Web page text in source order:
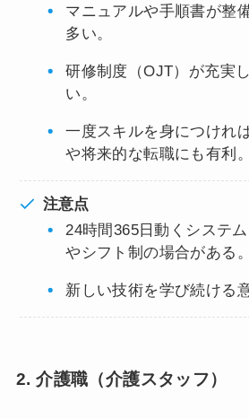
マニュアルや手順書が整
多い。
研修制度（OJT）が充実
い。
一度スキルを身につけれ
や将来的な転職にも有利。
注意点
24時間365日動くシステ
やシフト制の場合がある。
新しい技術を学び続ける
2. 介護職（介護スタッフ）